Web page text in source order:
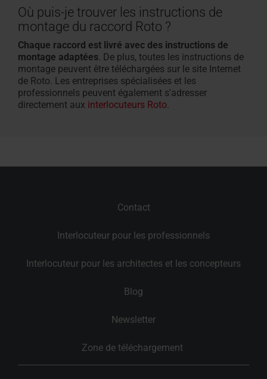
Où puis-je trouver les instructions de
montage du raccord Roto ?
Chaque raccord est livré avec des instructions de
montage adaptées. De plus, toutes les instructions de
montage peuvent être téléchargées sur le site Internet
de Roto. Les entreprises spécialisées et les
professionnels peuvent également s'adresser
directement aux interlocuteurs Roto.
Contact
Interlocuteur pour les professionnels
Interlocuteur pour les architectes et les concepteurs
Blog
Newsletter
Zone de téléchargement